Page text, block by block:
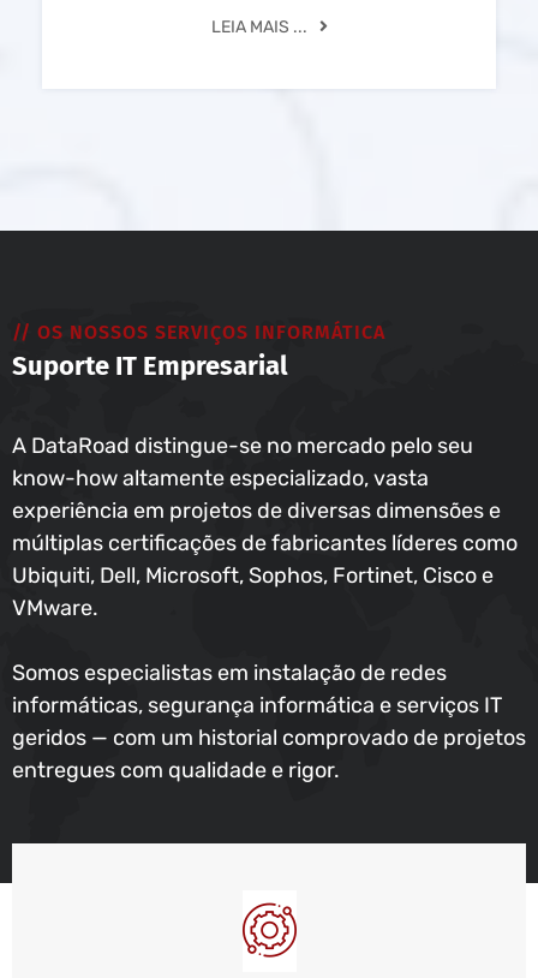
LEIA MAIS ...
// OS NOSSOS SERVIÇOS INFORMÁTICA
Suporte IT Empresarial
A DataRoad distingue-se no mercado pelo seu
know-how altamente especializado, vasta
experiência em projetos de diversas dimensões e
múltiplas certificações de fabricantes líderes como
Ubiquiti, Dell, Microsoft, Sophos, Fortinet, Cisco e
VMware.
Somos especialistas em instalação de redes
informáticas, segurança informática e serviços IT
geridos — com um historial comprovado de projetos
entregues com qualidade e rigor.